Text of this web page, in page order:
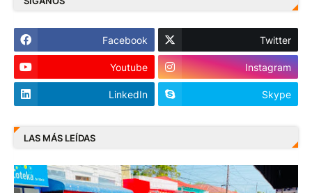
Facebook Twitter
Youtube Instagram
LinkedIn Skype
LAS MÁS LEÍDAS